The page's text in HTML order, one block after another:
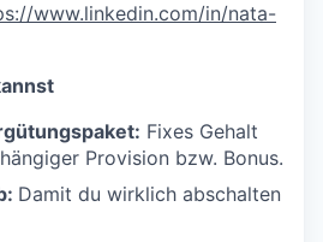
www.linkedin.com/in/nata-
Fixes Gehalt
Provision bzw. Bonus.
Damit du wirklich abschalten